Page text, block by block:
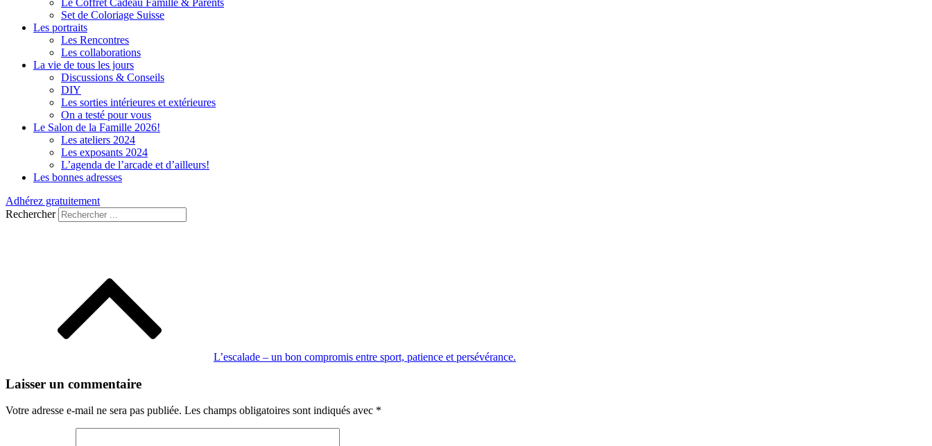
Le Coffret Cadeau Famille & Parents
Set de Coloriage Suisse
Les portraits
Les Rencontres
Les collaborations
La vie de tous les jours
Discussions & Conseils
DIY
Les sorties intérieures et extérieures
On a testé pour vous
Le Salon de la Famille 2026!
Les ateliers 2024
Les exposants 2024
L’agenda de l’arcade et d’ailleurs!
Les bonnes adresses
Adhérez gratuitement
Rechercher
L’escalade – un bon compromis entre sport, patience et persévérance.
Laisser un commentaire
Votre adresse e-mail ne sera pas publiée. Les champs obligatoires sont indiqués avec *